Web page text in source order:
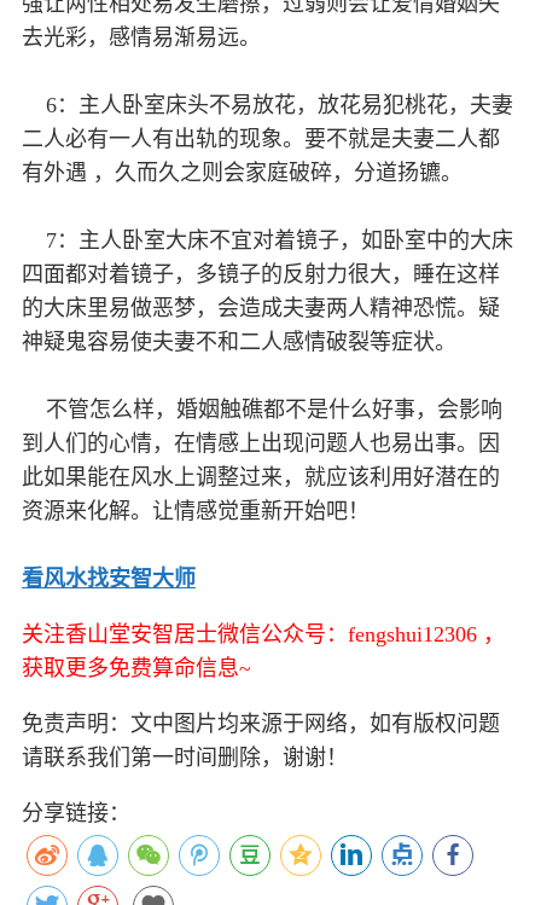
去光彩，感情易渐易远。
6：主人卧室床头不易放花，放花易犯桃花，夫妻
二人必有一人有出轨的现象。要不就是夫妻二人都
有外遇 ，久而久之则会家庭破碎，分道扬镳。
7：主人卧室大床不宜对着镜子，如卧室中的大床
四面都对着镜子，多镜子的反射力很大，睡在这样
的大床里易做恶梦，会造成夫妻两人精神恐慌。疑
神疑鬼容易使夫妻不和二人感情破裂等症状。
不管怎么样，婚姻触礁都不是什么好事，会影响
到人们的心情，在情感上出现问题人也易出事。因
此如果能在风水上调整过来，就应该利用好潜在的
资源来化解。让情感觉重新开始吧！
看风水找安智大师
关注香山堂安智居士微信公众号：fengshui12306 ，
获取更多免费算命信息~
免责声明：文中图片均来源于网络，如有版权问题
请联系我们第一时间删除，谢谢！
分享链接：